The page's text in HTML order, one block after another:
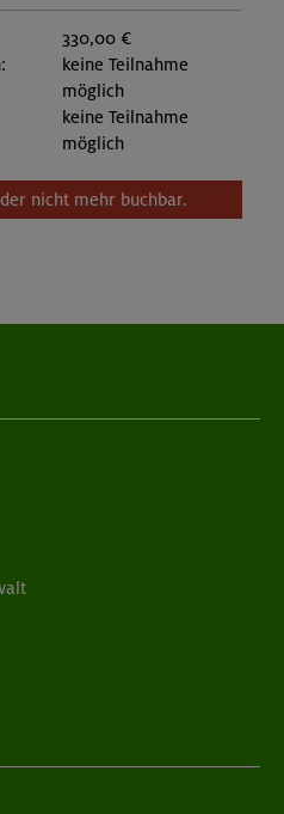
330,00 €
keine Teilnahme
möglich
keine Teilnahme
möglich
nicht mehr buchbar.